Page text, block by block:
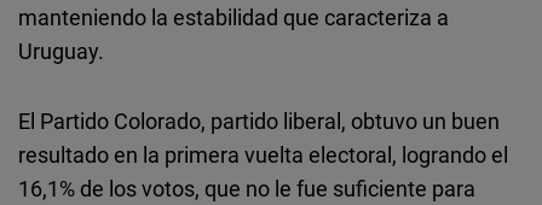
manteniendo la estabilidad que caracteriza a
Uruguay.
El Partido Colorado, partido liberal, obtuvo un buen
resultado en la primera vuelta electoral, logrando el
16,1% de los votos, que no le fue suficiente para